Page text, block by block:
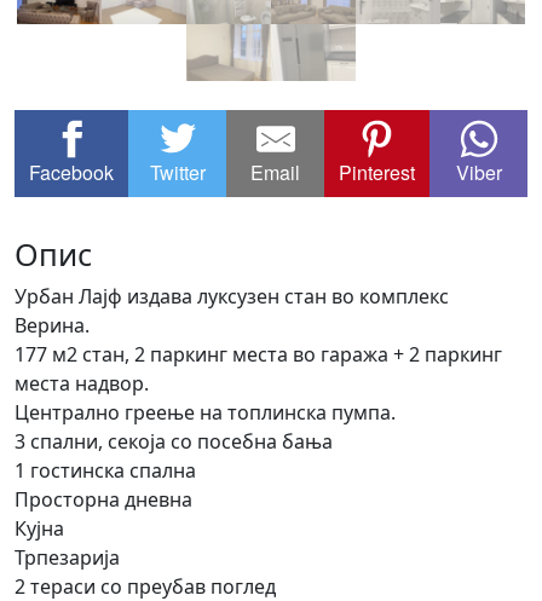
Facebook Twitter Email Pinterest Viber
Опис
Урбан Лајф издава луксузен стан во комплекс
Верина.
177 м2 стан, 2 паркинг места во гаража + 2 паркинг
места надвор.
Централно греење на топлинска пумпа.
3 спални, секоја со посебна бања
1 гостинска спална
Просторна дневна
Кујна
Трпезарија
2 тераси со преубав поглед